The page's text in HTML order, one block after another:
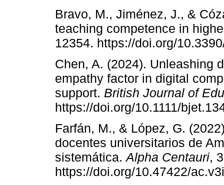
Bravo, M., Jiménez, J., &
teaching competence in
12354. https://doi.org/
Chen, A. (2024). Unleashing
empathy factor in digital
support. British Journal of
https://doi.org/10.1111/
Farfán, M., & López, G.
docentes universitarios de
sistemática.Alpha Centauri,
https://doi.org/10.47422/